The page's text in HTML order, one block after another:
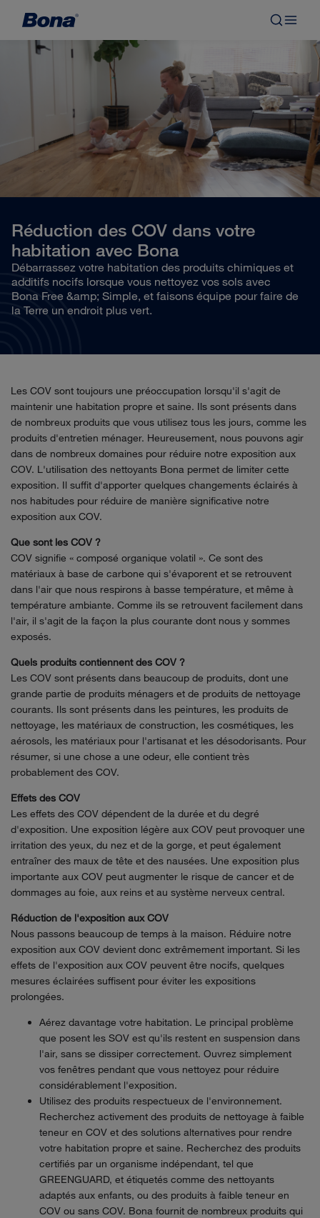
Réduction des COV dans votre
habitation avec Bona
Débarrassez votre habitation des produits chimiques et
additifs nocifs lorsque vous nettoyez vos sols avec
Bona Free &amp; Simple, et faisons équipe pour faire de
la Terre un endroit plus vert.
Les COV sont toujours une préoccupation lorsqu'il s'agit de
maintenir une habitation propre et saine. Ils sont présents dans
de nombreux produits que vous utilisez tous les jours, comme les
produits d'entretien ménager. Heureusement, nous pouvons agir
dans de nombreux domaines pour réduire notre exposition aux
COV. L'utilisation des nettoyants Bona permet de limiter cette
exposition. Il suffit d'apporter quelques changements éclairés à
nos habitudes pour réduire de manière significative notre
exposition aux COV.
Que sont les COV ?
COV signifie « composé organique volatil ». Ce sont des
matériaux à base de carbone qui s'évaporent et se retrouvent
dans l'air que nous respirons à basse température, et même à
température ambiante. Comme ils se retrouvent facilement dans
l'air, il s'agit de la façon la plus courante dont nous y sommes
exposés.
Quels produits contiennent des COV ?
Les COV sont présents dans beaucoup de produits, dont une
grande partie de produits ménagers et de produits de nettoyage
courants. Ils sont présents dans les peintures, les produits de
nettoyage, les matériaux de construction, les cosmétiques, les
aérosols, les matériaux pour l'artisanat et les désodorisants. Pour
résumer, si une chose a une odeur, elle contient très
probablement des COV.
Effets des COV
Les effets des COV dépendent de la durée et du degré
d'exposition. Une exposition légère aux COV peut provoquer une
irritation des yeux, du nez et de la gorge, et peut également
entraîner des maux de tête et des nausées. Une exposition plus
importante aux COV peut augmenter le risque de cancer et de
dommages au foie, aux reins et au système nerveux central.
Réduction de l'exposition aux COV
Nous passons beaucoup de temps à la maison. Réduire notre
exposition aux COV devient donc extrêmement important. Si les
effets de l'exposition aux COV peuvent être nocifs, quelques
mesures éclairées suffisent pour éviter les expositions
prolongées.
Aérez davantage votre habitation. Le principal problème
que posent les SOV est qu'ils restent en suspension dans
l'air, sans se dissiper correctement. Ouvrez simplement
vos fenêtres pendant que vous nettoyez pour réduire
considérablement l'exposition.
Utilisez des produits respectueux de l'environnement.
Recherchez activement des produits de nettoyage à faible
teneur en COV et des solutions alternatives pour rendre
votre habitation propre et saine. Recherchez des produits
certifiés par un organisme indépendant, tel que
GREENGUARD, et étiquetés comme des nettoyants
adaptés aux enfants, ou des produits à faible teneur en
COV ou sans COV. Bona fournit de nombreux produits qui